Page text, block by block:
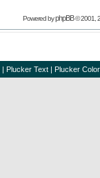
Powered byphpBB© 2001,
| Plucker Text | Plucker Color